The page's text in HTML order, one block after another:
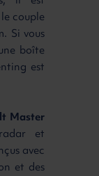
couple
Si vous
boîte
est
Master
et
avec
et des